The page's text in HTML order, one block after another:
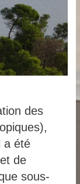
des
,
a été
de
sous-